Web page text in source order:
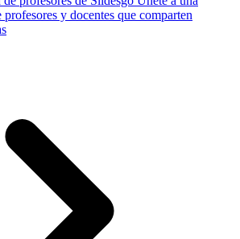
y docentes que comparten